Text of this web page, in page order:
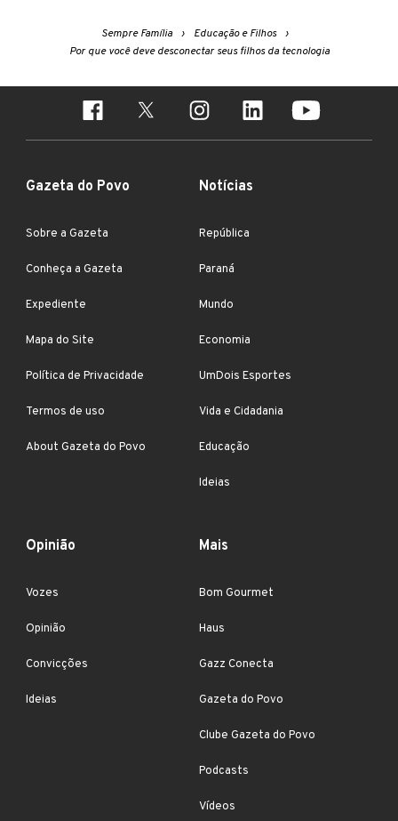
Sempre Família
Educação e Filhos
Por que você deve desconectar seus filhos da tecnologia
Gazeta do Povo
Sobre a Gazeta
Conheça a Gazeta
Expediente
Mapa do Site
Política de Privacidade
Termos de uso
About Gazeta do Povo
Notícias
República
Paraná
Mundo
Economia
UmDois Esportes
Vida e Cidadania
Educação
Ideias
Opinião
Vozes
Opinião
Convicções
Ideias
Mais
Bom Gourmet
Haus
Gazz Conecta
Gazeta do Povo
Clube Gazeta do Povo
Podcasts
Vídeos